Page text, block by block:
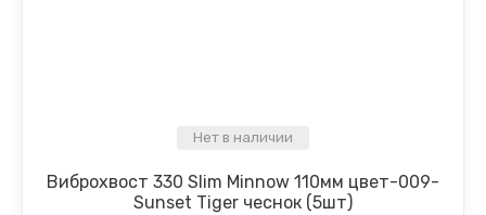
Нет в наличии
Виброхвост 330 Slim Minnow 110мм цвет-009-
Sunset Tiger чеснок (5шт)